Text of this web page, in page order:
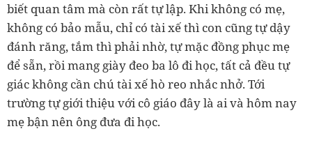
biết quan tâm mà còn rất tự lập. Khi không có mẹ,
không có bảo mẫu, chỉ có tài xế thì con cũng tự dậy
đánh răng, tắm thì phải nhờ, tự mặc đồng phục mẹ
để sẵn, rồi mang giày đeo ba lô đi học, tất cả đều tự
giác không cần chú tài xế hò reo nhắc nhở. Tới
trường tự giới thiệu với cô giáo đây là ai và hôm nay
mẹ bận nên ông đưa đi học.